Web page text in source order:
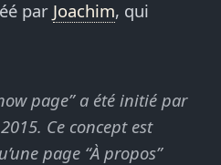
par Joachim, qui
page” a été initié par
Ce concept est
page “À propos”